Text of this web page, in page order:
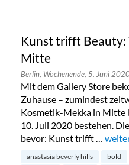
Kunst trifft Beauty:
Mitte
Berlin, Wochenende, 5. Juni
Mit dem Gallery Store
Zuhause – zumindest
Kosmetik-Mekka in Mitte
10. Juli 2020 bestehen.
bevor: Kunst trifft …
anastasia beverly hills bold